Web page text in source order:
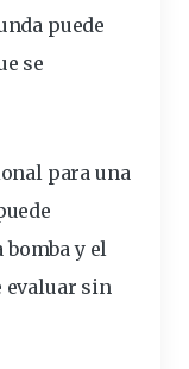
puede
se
para una
y el
evaluar sin